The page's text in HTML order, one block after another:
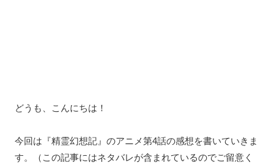
どうも、こんにちは！
今回は『精霊幻想記』のアニメ第4話の感想を書いていきま
す。（この記事にはネタバレが含まれているのでご留意く